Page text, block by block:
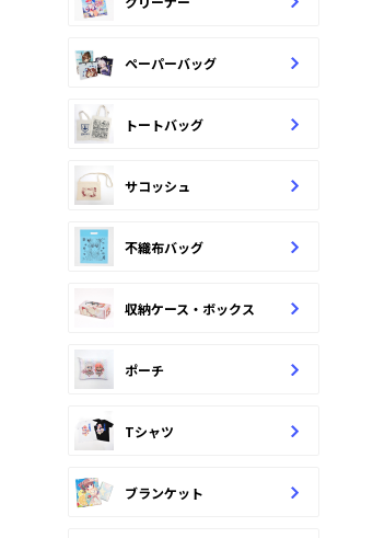
ペーパーバッグ
トートバッグ
サコッシュ
不織布バッグ
収納ケース・ボックス
ポーチ
Tシャツ
ブランケット